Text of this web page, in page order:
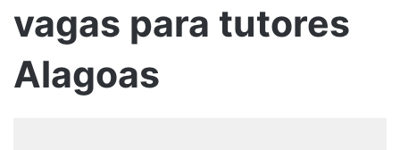
vagas para tutores
Alagoas